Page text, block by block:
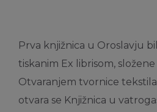
Prva knjižnica u Oroslavju
tiskanim Ex librisom,
Otvaranjem tvornice
otvara se Knjižnica u